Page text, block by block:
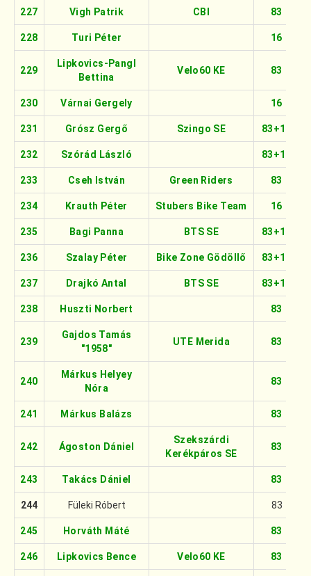
227 Vigh Patrik CBI 83
228 Turi Péter 16
229
Lipkovics-Pangl
Bettina
Velo60 KE 83
230 Várnai Gergely 16
231 Grósz Gergő Szingo SE 83+16
232 Szórád László 83+16
233 Cseh István Green Riders 83
234 Krauth Péter Stubers Bike Team 16
235 Bagi Panna BTS SE 83+16
236 Szalay Péter Bike Zone Gödöllő 83+16
237 Drajkó Antal BTS SE 83+16
238 Huszti Norbert 83
239
Gajdos Tamás
"1958"
UTE Merida 83
240
Márkus Helyey
Nóra
83
241 Márkus Balázs 83
242 Ágoston Dániel
Szekszárdi
Kerékpáros SE
83
243 Takács Dániel 83
244 Füleki Róbert 83
245 Horváth Máté 83
246 Lipkovics Bence Velo60 KE 83